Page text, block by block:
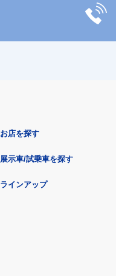
お店を探す
展示車/試乗車を探す
ラインアップ